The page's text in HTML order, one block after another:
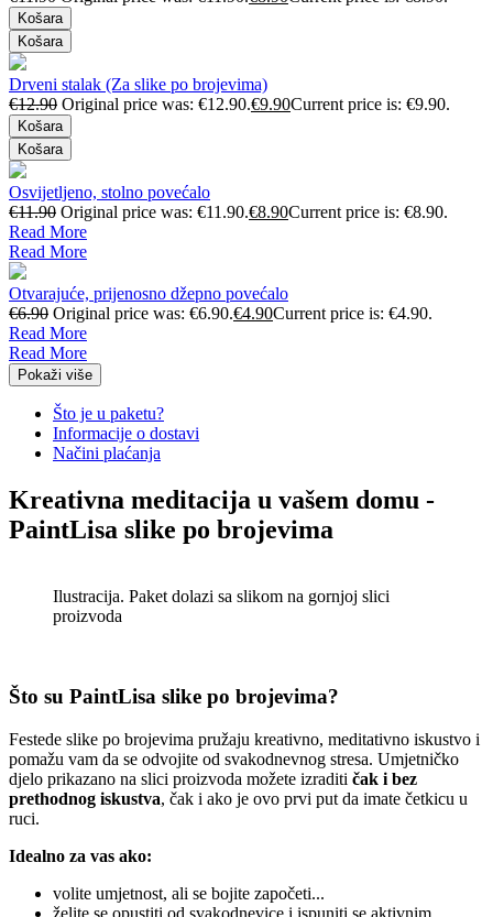
Košara
Košara
Drveni stalak (Za slike po brojevima)
€12.90 Original price was: €12.90.€9.90Current price is: €9.90.
Košara
Košara
Osvijetljeno, stolno povećalo
€11.90 Original price was: €11.90.€8.90Current price is: €8.90.
Read More
Read More
Otvarajuće, prijenosno džepno povećalo
€6.90 Original price was: €6.90.€4.90Current price is: €4.90.
Read More
Read More
Pokaži više
Što je u paketu?
Informacije o dostavi
Načini plaćanja
Kreativna meditacija u vašem domu -
PaintLisa slike po brojevima
Ilustracija. Paket dolazi sa slikom na gornjoj slici
proizvoda
Što su PaintLisa slike po brojevima?
Festede slike po brojevima pružaju kreativno, meditativno iskustvo i
pomažu vam da se odvojite od svakodnevnog stresa. Umjetničko
djelo prikazano na slici proizvoda možete izraditi čak i bez
prethodnog iskustva, čak i ako je ovo prvi put da imate četkicu u
ruci.
Idealno za vas ako:
volite umjetnost, ali se bojite započeti...
želite se opustiti od svakodnevice i ispuniti se aktivnim